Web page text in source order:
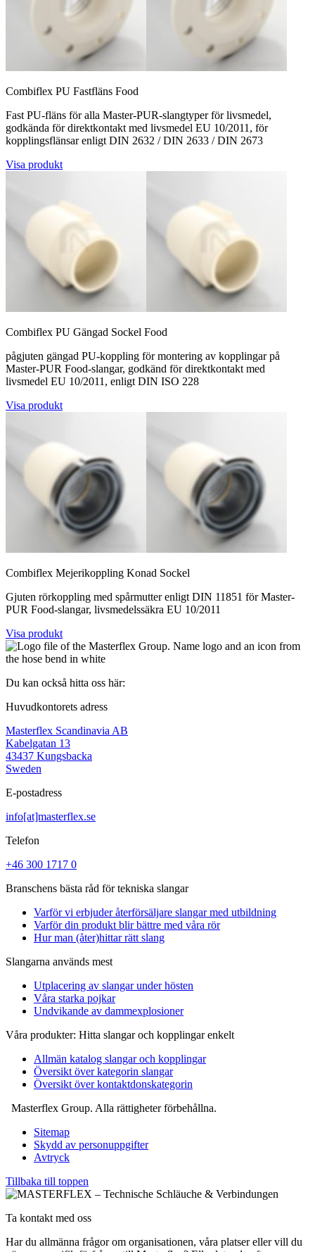
Combiflex PU Fastfläns Food
Fast PU-fläns för alla Master-PUR-slangtyper för livsmedel,
godkända för direktkontakt med livsmedel EU 10/2011, för
kopplingsflänsar enligt DIN 2632 / DIN 2633 / DIN 2673
Visa produkt
Combiflex PU Gängad Sockel Food
pågjuten gängad PU-koppling för montering av kopplingar på
Master-PUR Food-slangar, godkänd för direktkontakt med
livsmedel EU 10/2011, enligt DIN ISO 228
Visa produkt
Combiflex Mejerikoppling Konad Sockel
Gjuten rörkoppling med spårmutter enligt DIN 11851 för Master-
PUR Food-slangar, livsmedelssäkra EU 10/2011
Visa produkt
Du kan också hitta oss här:
Huvudkontorets adress
Masterflex Scandinavia AB
Kabelgatan 13
43437 Kungsbacka
Sweden
E-postadress
info[at]masterflex.se
Telefon
+46 300 1717 0
Branschens bästa råd för tekniska slangar
Varför vi erbjuder återförsäljare slangar med utbildning
Varför din produkt blir bättre med våra rör
Hur man (åter)hittar rätt slang
Slangarna används mest
Utplacering av slangar under hösten
Våra starka pojkar
Undvikande av dammexplosioner
Våra produkter: Hitta slangar och kopplingar enkelt
Allmän katalog slangar och kopplingar
Översikt över kategorin slangar
Översikt över kontaktdonskategorin
Masterflex Group. Alla rättigheter förbehållna.
Sitemap
Skydd av personuppgifter
Avtryck
Tillbaka till toppen
Ta kontakt med oss
Har du allmänna frågor om organisationen, våra platser eller vill du